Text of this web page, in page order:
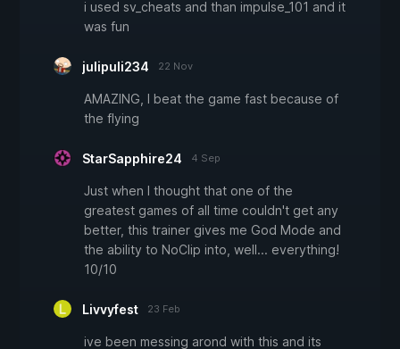
i used sv_cheats and than impulse_101 and it
was fun
julipuli234 22 Nov
AMAZING, I beat the game fast because of
the flying
StarSapphire24 4 Sep
Just when I thought that one of the
greatest games of all time couldn't get any
better, this trainer gives me God Mode and
the ability to NoClip into, well... everything!
10/10
Livvyfest 23 Feb
ive been messing arond with this and its